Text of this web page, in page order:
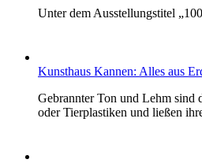
Unter dem Ausstellungstitel
Kunsthaus Kannen: Alles aus
Gebrannter Ton und Lehm sind
oder Tierplastiken und ließen